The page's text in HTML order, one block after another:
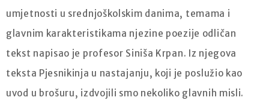
umjetnosti u srednjoškolskim danima, temama i
glavnim karakteristikama njezine poezije odličan
tekst napisao je profesor Siniša Krpan. Iz njegova
teksta Pjesnikinja u nastajanju, koji je poslužio kao
uvod u brošuru, izdvojili smo nekoliko glavnih misli.